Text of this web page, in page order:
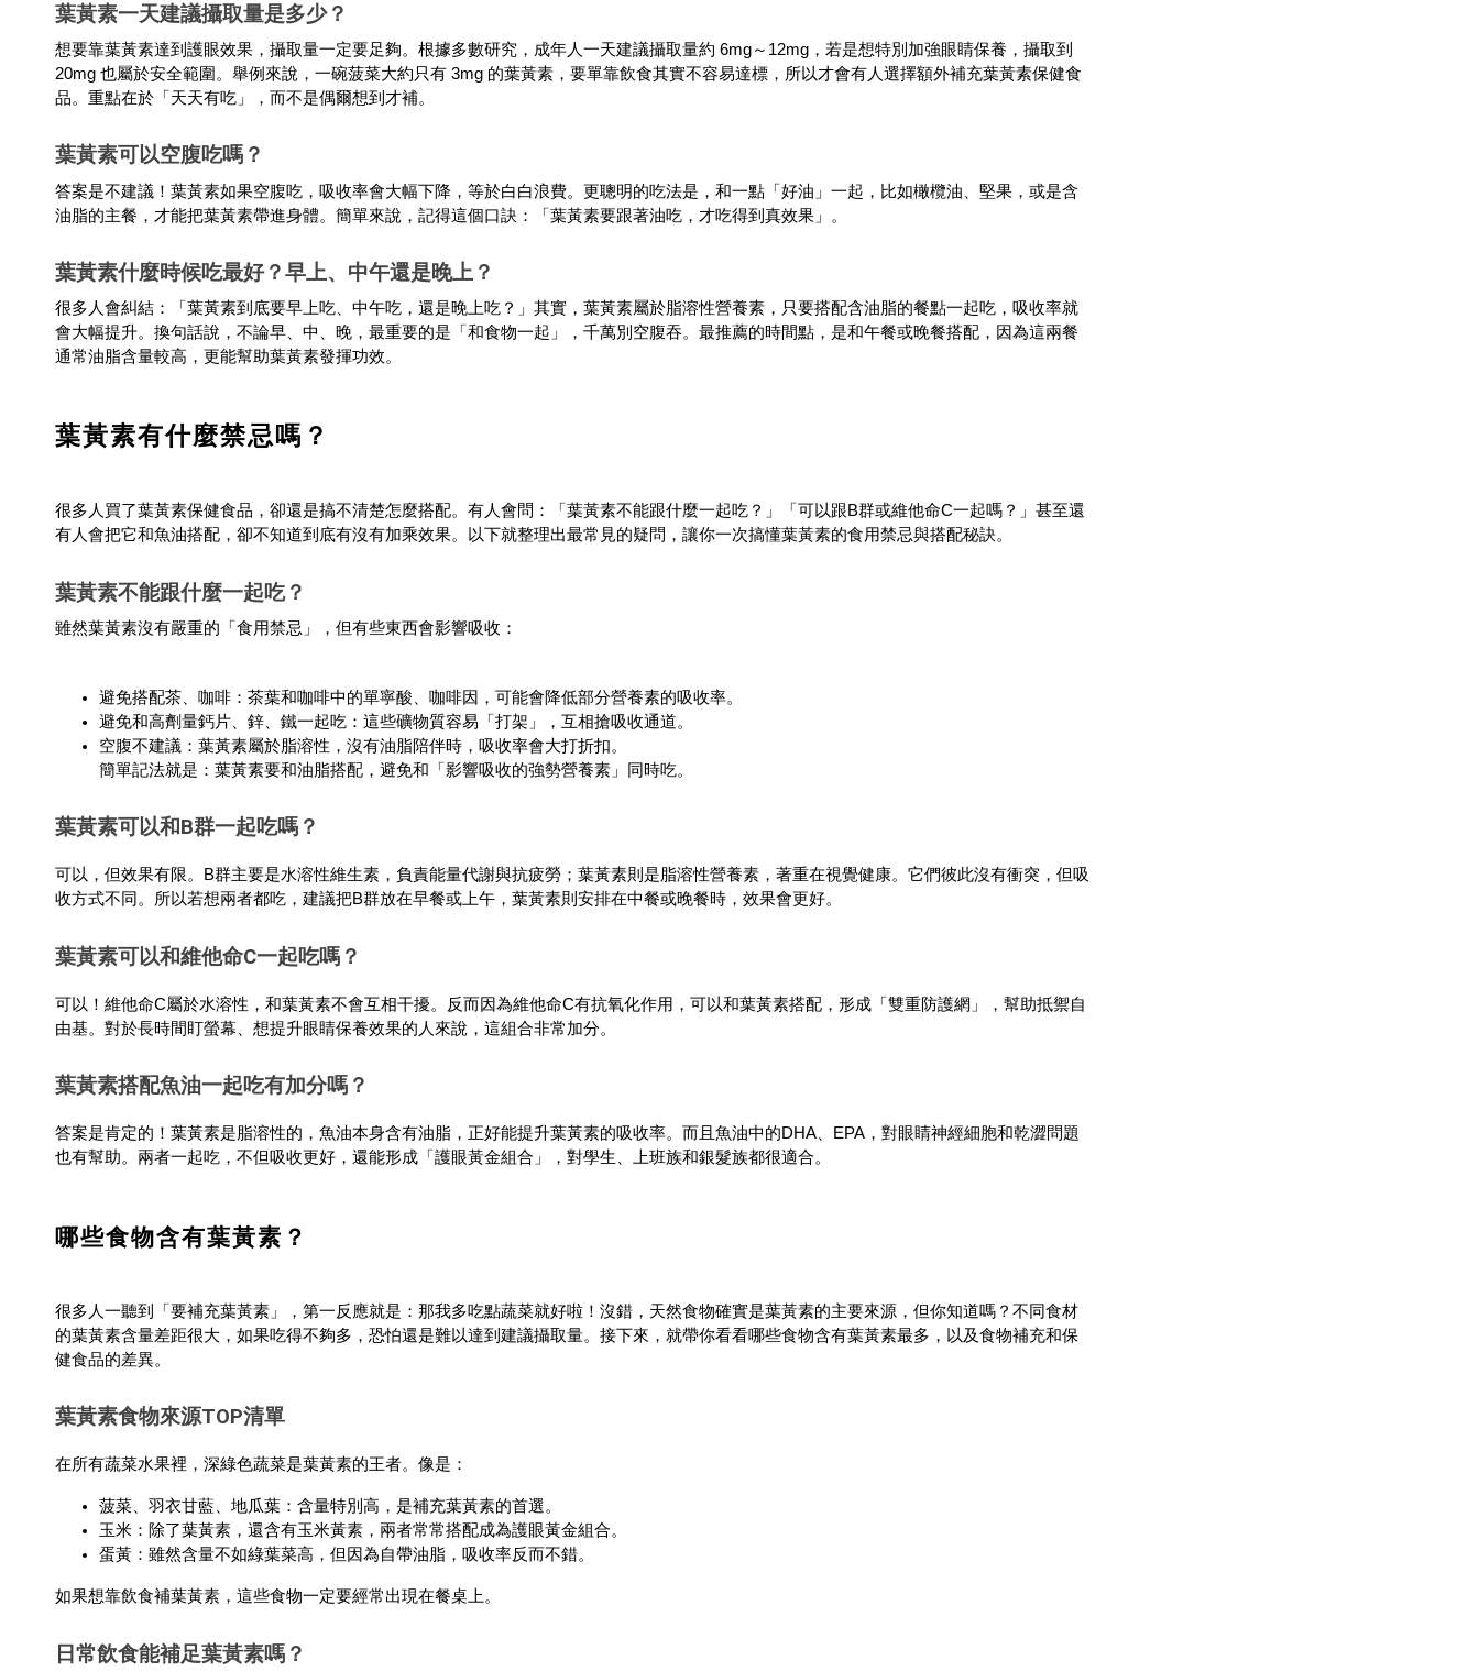
葉黃素一天建議攝取量是多少？
想要靠葉黃素達到護眼效果，攝取量一定要足夠。根據多數研究，成年人一天建議攝取量約 6mg～12mg，若是想特別加強眼睛保養，攝取到
20mg 也屬於安全範圍。舉例來說，一碗菠菜大約只有 3mg 的葉黃素，要單靠飲食其實不容易達標，所以才會有人選擇額外補充葉黃素保健食
品。重點在於「天天有吃」，而不是偶爾想到才補。
葉黃素可以空腹吃嗎？
答案是不建議！葉黃素如果空腹吃，吸收率會大幅下降，等於白白浪費。更聰明的吃法是，和一點「好油」一起，比如橄欖油、堅果，或是含
油脂的主餐，才能把葉黃素帶進身體。簡單來說，記得這個口訣：「葉黃素要跟著油吃，才吃得到真效果」。
葉黃素什麼時候吃最好？早上、中午還是晚上？
很多人會糾結：「葉黃素到底要早上吃、中午吃，還是晚上吃？」其實，葉黃素屬於脂溶性營養素，只要搭配含油脂的餐點一起吃，吸收率就
會大幅提升。換句話說，不論早、中、晚，最重要的是「和食物一起」，千萬別空腹吞。最推薦的時間點，是和午餐或晚餐搭配，因為這兩餐
通常油脂含量較高，更能幫助葉黃素發揮功效。
葉黃素有什麼禁忌嗎？
很多人買了葉黃素保健食品，卻還是搞不清楚怎麼搭配。有人會問：「葉黃素不能跟什麼一起吃？」「可以跟B群或維他命C一起嗎？」甚至還
有人會把它和魚油搭配，卻不知道到底有沒有加乘效果。以下就整理出最常見的疑問，讓你一次搞懂葉黃素的食用禁忌與搭配秘訣。
葉黃素不能跟什麼一起吃？
雖然葉黃素沒有嚴重的「食用禁忌」，但有些東西會影響吸收：
避免搭配茶、咖啡：茶葉和咖啡中的單寧酸、咖啡因，可能會降低部分營養素的吸收率。
避免和高劑量鈣片、鋅、鐵一起吃：這些礦物質容易「打架」，互相搶吸收通道。
空腹不建議：葉黃素屬於脂溶性，沒有油脂陪伴時，吸收率會大打折扣。
簡單記法就是：葉黃素要和油脂搭配，避免和「影響吸收的強勢營養素」同時吃。
葉黃素可以和B群一起吃嗎？
可以，但效果有限。B群主要是水溶性維生素，負責能量代謝與抗疲勞；葉黃素則是脂溶性營養素，著重在視覺健康。它們彼此沒有衝突，但吸
收方式不同。所以若想兩者都吃，建議把B群放在早餐或上午，葉黃素則安排在中餐或晚餐時，效果會更好。
葉黃素可以和維他命C一起吃嗎？
可以！維他命C屬於水溶性，和葉黃素不會互相干擾。反而因為維他命C有抗氧化作用，可以和葉黃素搭配，形成「雙重防護網」，幫助抵禦自
由基。對於長時間盯螢幕、想提升眼睛保養效果的人來說，這組合非常加分。
葉黃素搭配魚油一起吃有加分嗎？
答案是肯定的！葉黃素是脂溶性的，魚油本身含有油脂，正好能提升葉黃素的吸收率。而且魚油中的DHA、EPA，對眼睛神經細胞和乾澀問題
也有幫助。兩者一起吃，不但吸收更好，還能形成「護眼黃金組合」，對學生、上班族和銀髮族都很適合。
哪些食物含有葉黃素？
很多人一聽到「要補充葉黃素」，第一反應就是：那我多吃點蔬菜就好啦！沒錯，天然食物確實是葉黃素的主要來源，但你知道嗎？不同食材
的葉黃素含量差距很大，如果吃得不夠多，恐怕還是難以達到建議攝取量。接下來，就帶你看看哪些食物含有葉黃素最多，以及食物補充和保
健食品的差異。
葉黃素食物來源TOP清單
在所有蔬菜水果裡，深綠色蔬菜是葉黃素的王者。像是：
菠菜、羽衣甘藍、地瓜葉：含量特別高，是補充葉黃素的首選。
玉米：除了葉黃素，還含有玉米黃素，兩者常常搭配成為護眼黃金組合。
蛋黃：雖然含量不如綠葉菜高，但因為自帶油脂，吸收率反而不錯。
如果想靠飲食補葉黃素，這些食物一定要經常出現在餐桌上。
日常飲食能補足葉黃素嗎？